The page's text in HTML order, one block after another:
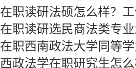
在职读研法硕怎么样？
在职读研选民商法类专
在职西南政法大学同等
西政法学在职研究生怎